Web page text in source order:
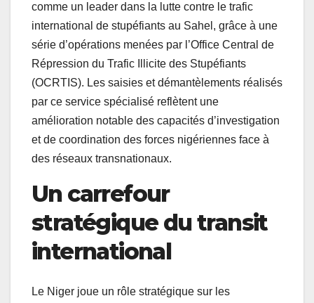
comme un leader dans la lutte contre le trafic
international de stupéfiants au Sahel, grâce à une
série d’opérations menées par l’Office Central de
Répression du Trafic Illicite des Stupéfiants
(OCRTIS). Les saisies et démantèlements réalisés
par ce service spécialisé reflètent une
amélioration notable des capacités d’investigation
et de coordination des forces nigériennes face à
des réseaux transnationaux.
Un carrefour
stratégique du transit
international
Le Niger joue un rôle stratégique sur les